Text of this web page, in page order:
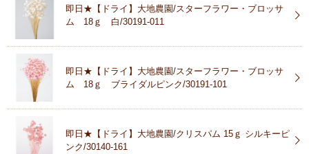
即日★【ドライ】大地農園/スターフラワー・ブロッサ
ム 18ｇ 白/30191-011
即日★【ドライ】大地農園/スターフラワー・ブロッサ
ム 18ｇ ブライダルピンク/30191-101
即日★【ドライ】大地農園/クリスパム 15ｇ シルキーピ
ンク/30140-161